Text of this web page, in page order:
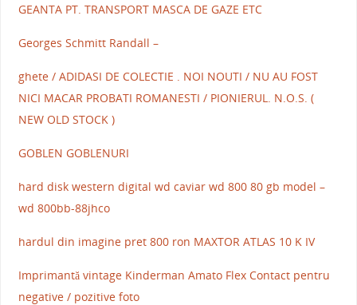
GEANTA PT. TRANSPORT MASCA DE GAZE ETC
Georges Schmitt Randall –
ghete / ADIDASI DE COLECTIE . NOI NOUTI / NU AU FOST
NICI MACAR PROBATI ROMANESTI / PIONIERUL. N.O.S. (
NEW OLD STOCK )
GOBLEN GOBLENURI
hard disk western digital wd caviar wd 800 80 gb model –
wd 800bb-88jhco
hardul din imagine pret 800 ron MAXTOR ATLAS 10 K IV
Imprimantă vintage Kinderman Amato Flex Contact pentru
negative / pozitive foto